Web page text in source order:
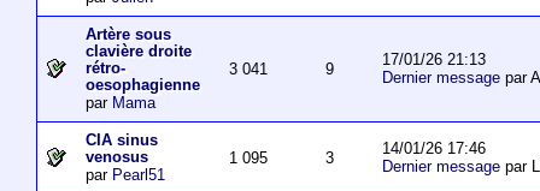
Artère sous
clavière droite
rétro-
oesophagienne
par Mama
3 041 9
17/01/26 21:13
Dernier messagepar
CIA sinus
venosus
par Pearl51
1 095 3
14/01/26 17:46
Dernier messagepar